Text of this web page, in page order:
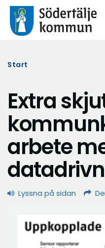
Start
Extra
arbete
Lyssna på sidan